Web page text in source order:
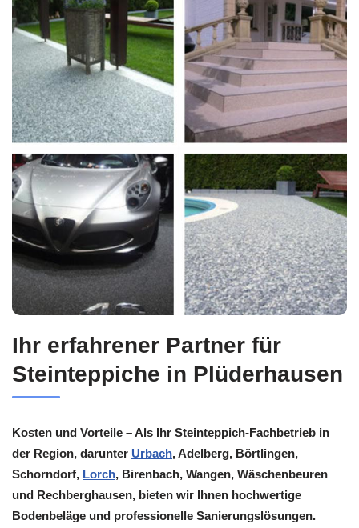
Ihr erfahrener Partner für
Steinteppiche in Plüderhausen
Kosten und Vorteile – Als Ihr Steinteppich-Fachbetrieb in
der Region, darunter Urbach, Adelberg, Börtlingen,
Schorndorf, Lorch, Birenbach, Wangen, Wäschenbeuren
und Rechberghausen, bieten wir Ihnen hochwertige
Bodenbeläge und professionelle Sanierungslösungen.